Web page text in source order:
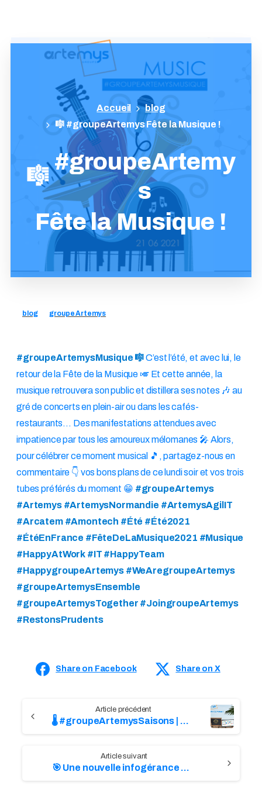
🎼
#groupeArtemy
s
FêtelaMusique !
blog
🎼 #groupeArtemys Fête la Musique !
blog groupe Artemys
#groupeArtemysMusique 🎼C’est l’été, et avec lui, le
retour de la Fête de la Musique 🎺 Et cette année, la
musique retrouvera son public et distillera ses notes 🎶 au
gré de concerts en plein-air ou dans les cafés-
restaurants… Des manifestations attendues avec
impatience par tous les amoureux mélomanes 🎤 Alors,
pour célébrer ce moment musical 🎵, partagez-nous en
commentaire 👇 vos bons plans de ce lundi soir et vos trois
tubes préférés du moment 😁 #groupeArtemys
#Artemys #ArtemysNormandie #ArtemysAgilIT
#Arcatem #Amontech #Été #Été2021
#ÉtéEnFrance #FêteDeLaMusique2021 #Musique
#HappyAtWork #IT #HappyTeam
#HappygroupeArtemys #WeAregroupeArtemys
#groupeArtemysEnsemble
#groupeArtemysTogether #JoingroupeArtemys
#RestonsPrudents
Share on Facebook Share on X
🌡 #groupeArtemysSaisons | C’est l’été !
🎯 Une nouvelle infogérance groupe !